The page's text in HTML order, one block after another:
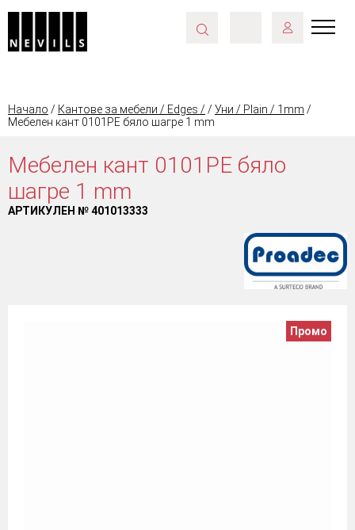
Начало / Кантове за мебели / Edges / / Уни / Plain / 1mm /
Мебелен кант 0101PE бяло шагре 1 mm
Мебелен кант 0101PE бяло
шагре 1 mm
АРТИКУЛЕН №401013333
Промо